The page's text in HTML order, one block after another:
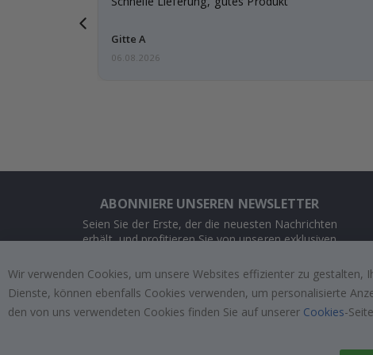
Gitte A
06.08.2026
ABONNIERE UNSEREN NEWSLETTER
Seien Sie der Erste, der die neuesten Nachrichten
erhält, und profitieren Sie von unseren exklusiven
ABONNIEREN
Wir verwenden Cookies, um unsere Websites effizienter zu
Dienste, können ebenfalls Cookies verwenden, um personalisierte
den von uns verwendeten Cookies finden Sie auf unserer Cookies-